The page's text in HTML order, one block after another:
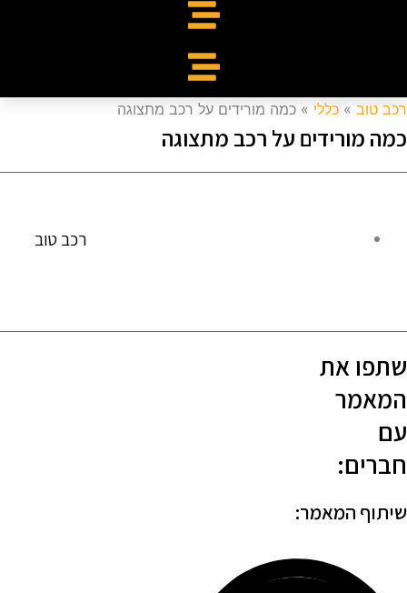
טוב» כללי» כמה מורידים על רכב מתצוגה
מורידים על רכב מתצוגה
רכב טוב
את
המאמר: